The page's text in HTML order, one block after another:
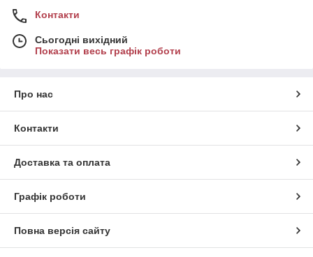
Контакти
Сьогодні вихідний
Показати весь графік роботи
Про нас
Контакти
Доставка та оплата
Графік роботи
Повна версія сайту